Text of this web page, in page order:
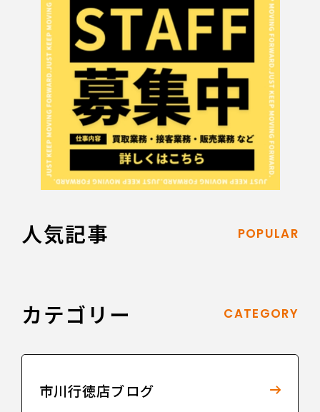
人気記事 POPULAR
カテゴリー CATEGORY
市川行徳店ブログ